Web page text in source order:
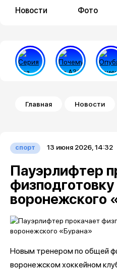
Новости Фото
Строка навигации
Главная Новости
спорт 13 июня 2026, 14:32
Пауэрлифтер
воронежского
Новым тренером по общей
воронежском хоккейном